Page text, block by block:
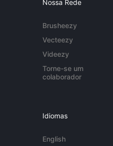
Nossa Rede
Brusheezy
Vecteezy
Videezy
Torne-se um
colaborador
Idiomas
English